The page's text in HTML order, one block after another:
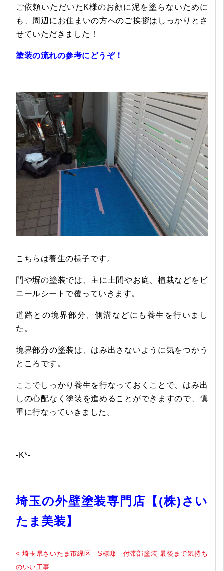
ご依頼いただいたK様のお顔に泥を塗らないために
も、周辺にお住まいの方へのご挨拶はしっかりとさ
せていただきました！
塗装の流れの参考にどうぞ！
こちらは養生の様子です。
門や塀の塗装では、主に土間やお庭、植栽などをビ
ニールシートで覆っていきます。
道路との境界部分、側溝などにも養生を行いまし
た。
境界部分の塗装は、はみ出さないように気をつかう
ところです。
ここでしっかり養生を行なっておくことで、はみ出
しの心配なく塗装を進めることができますので、慎
重に行なっていきました。
-K*-
埼玉の外壁塗装専門店【(株)さい
たま美装】
< 埼玉県さいたま市緑区 S様邸 付帯部塗装 最後まで気持ち
のいい工事